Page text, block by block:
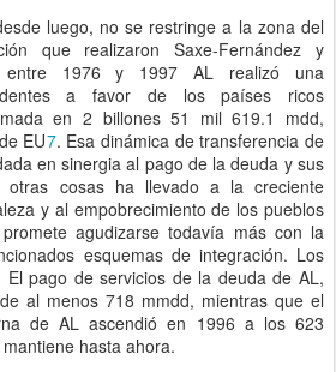
luego, no se restringe a la zona del
que realizaron Saxe-Fernández y
entre 1976 y 1997 AL realizó una
a favor de los países ricos
en 2 billones 51 mil 619.1 mdd,
EU7. Esa dinámica de transferencia de
en sinergia al pago de la deuda y sus
otras cosas ha llevado a la creciente
y al empobrecimiento de los pueblos
agudizarse todavía más con la
esquemas de integración. Los
El pago de servicios de la deuda de AL,
al menos 718 mmdd, mientras que el
de AL ascendió en 1996 a los 623
hasta ahora.